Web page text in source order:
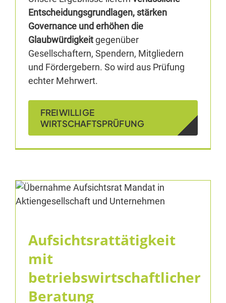
Entscheidungsgrundlagen, stärken
Governance und erhöhen die
Glaubwürdigkeitgegenüber
Gesellschaftern, Spendern, Mitgliedern
und Fördergebern. So wird aus Prüfung
echter Mehrwert.
FREIWILLIGE
WIRTSCHAFTSPRÜFUNG
Aufsichtsrattätigkeit
mit
betriebswirtschaftlicher
Beratung